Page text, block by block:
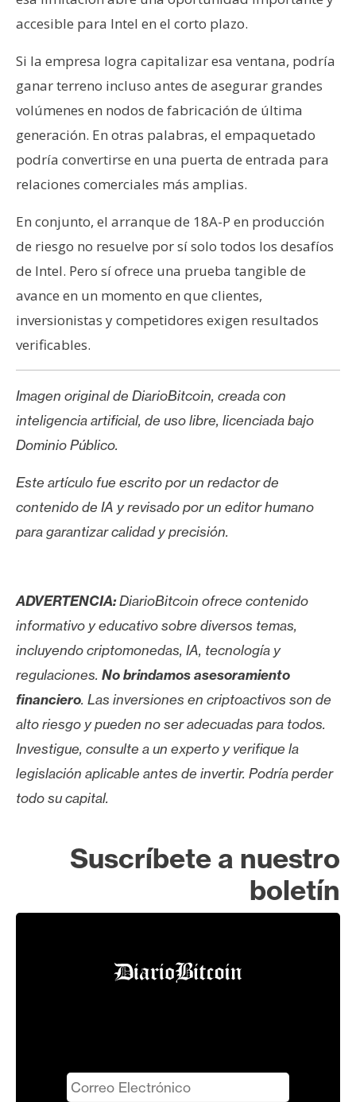
accesible para Intel en el corto plazo.
Si la empresa logra capitalizar esa ventana, podría
ganar terreno incluso antes de asegurar grandes
volúmenes en nodos de fabricación de última
generación. En otras palabras, el empaquetado
podría convertirse en una puerta de entrada para
relaciones comerciales más amplias.
En conjunto, el arranque de 18A-P en producción
de riesgo no resuelve por sí solo todos los desafíos
de Intel. Pero sí ofrece una prueba tangible de
avance en un momento en que clientes,
inversionistas y competidores exigen resultados
verificables.
Imagen original de DiarioBitcoin, creada con
inteligencia artificial, de uso libre, licenciada bajo
Dominio Público.
Este artículo fue escrito por un redactor de
contenido de IA y revisado por un editor humano
para garantizar calidad y precisión.
ADVERTENCIA:DiarioBitcoin ofrece contenido
informativo y educativo sobre diversos temas,
incluyendo criptomonedas, IA, tecnología y
regulaciones. No brindamos asesoramiento
financiero. Las inversiones en criptoactivos son de
alto riesgo y pueden no ser adecuadas para todos.
Investigue, consulte a un experto y verifique la
legislación aplicable antes de invertir. Podría perder
todo su capital.
Suscríbete a nuestro
boletín